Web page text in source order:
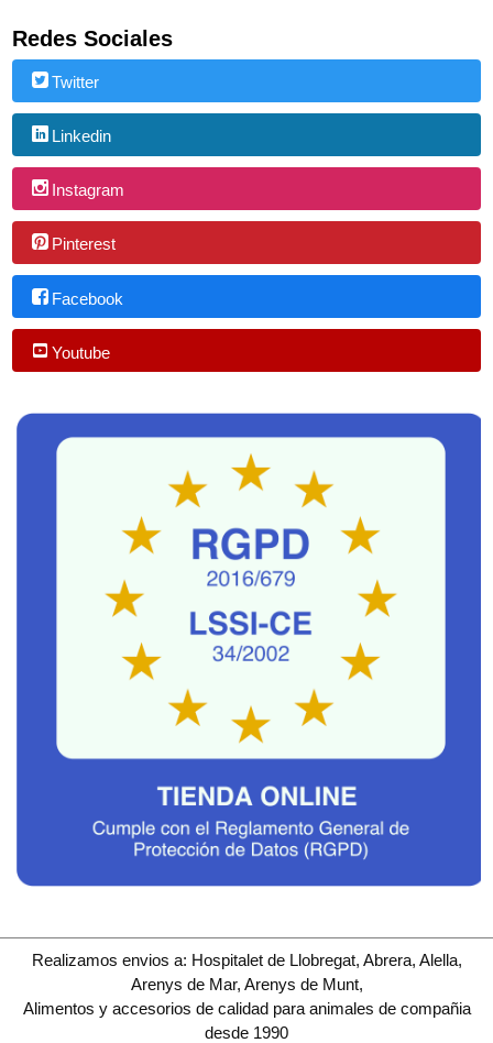
Redes Sociales
Twitter
Linkedin
Instagram
Pinterest
Facebook
Youtube
Realizamos envios a: Hospitalet de Llobregat, Abrera, Alella,
Arenys de Mar, Arenys de Munt,
Alimentos y accesorios de calidad para animales de compañia
desde 1990